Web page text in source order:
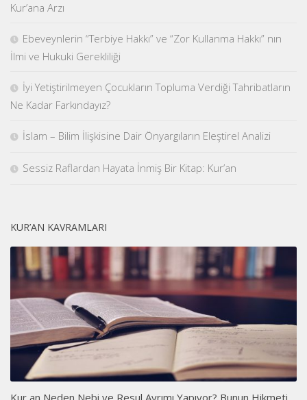
Kur’ana Arzı
Ebeveynlerin “Terbiye Hakkı” ve “Zor Kullanma Hakkı” nın
İlmi ve Hukuki Gerekliliği
İyi Yetiştirilmeyen Çocukların Topluma Verdiği Tahribatların
Ne Kadar Farkındayız?
İslam – Bilim İlişkisine Dair Önyargıların Eleştirel Analizi
Sessiz Raflardan Hayata İnmiş Bir Kitap: Kur’an
KUR’AN KAVRAMLARI